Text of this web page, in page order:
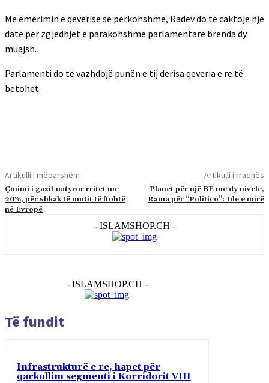
Me emërimin e qeverisë së përkohshme, Radev do të caktojë një
datë për zgjedhjet e parakohshme parlamentare brenda dy
muajsh.
Parlamenti do të vazhdojë punën e tij derisa qeveria e re të
betohet.
Artikulli i mëparshëm
Çmimi i gazit natyror rritet me
20%, për shkak të motit të ftohtë
në Evropë
Artikulli i rradhës
Planet për një BE me dy nivele,
Rama për “Politico”: Ide e mirë
- ISLAMSHOP.CH -
- ISLAMSHOP.CH -
Të fundit
Infrastrukturë e re, hapet për
qarkullim segmenti i Korridorit VIII